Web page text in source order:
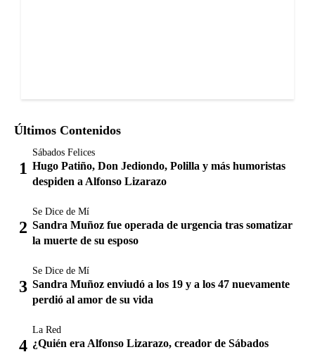
Últimos Contenidos
Sábados Felices
Hugo Patiño, Don Jediondo, Polilla y más humoristas
despiden a Alfonso Lizarazo
Se Dice de Mí
Sandra Muñoz fue operada de urgencia tras somatizar
la muerte de su esposo
Se Dice de Mí
Sandra Muñoz enviudó a los 19 y a los 47 nuevamente
perdió al amor de su vida
La Red
¿Quién era Alfonso Lizarazo, creador de Sábados